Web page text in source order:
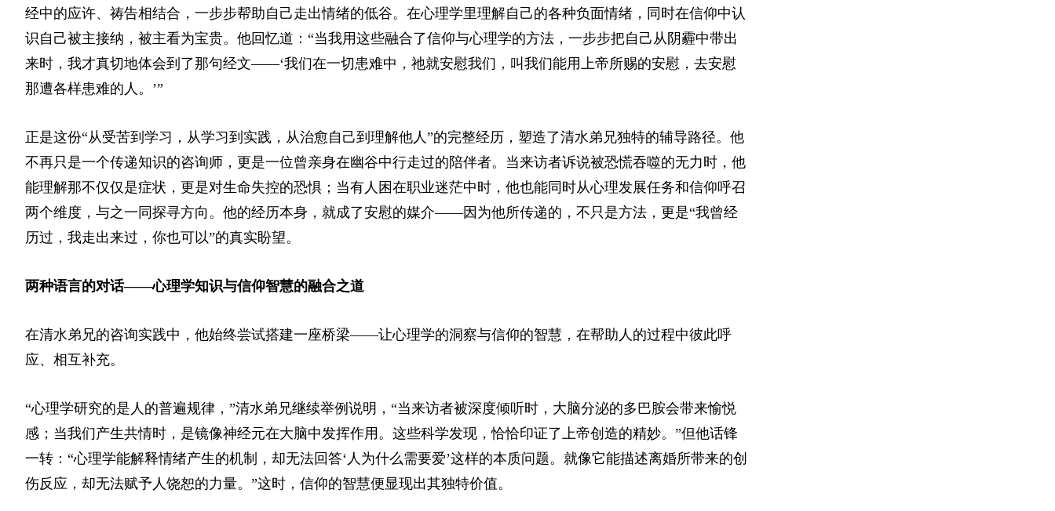
经中的应许、祷告相结合，一步步帮助自己走出情绪的低谷。在心理学里理解自己的各种负面情绪，同时在信仰中认
识自己被主接纳，被主看为宝贵。他回忆道：“当我用这些融合了信仰与心理学的方法，一步步把自己从阴霾中带出
来时，我才真切地体会到了那句经文——‘我们在一切患难中，祂就安慰我们，叫我们能用上帝所赐的安慰，去安慰
那遭各样患难的人。’”
正是这份“从受苦到学习，从学习到实践，从治愈自己到理解他人”的完整经历，塑造了清水弟兄独特的辅导路径。他
不再只是一个传递知识的咨询师，更是一位曾亲身在幽谷中行走过的陪伴者。当来访者诉说被恐慌吞噬的无力时，他
能理解那不仅仅是症状，更是对生命失控的恐惧；当有人困在职业迷茫中时，他也能同时从心理发展任务和信仰呼召
两个维度，与之一同探寻方向。他的经历本身，就成了安慰的媒介——因为他所传递的，不只是方法，更是“我曾经
历过，我走出来过，你也可以”的真实盼望。
两种语言的对话——心理学知识与信仰智慧的融合之道
在清水弟兄的咨询实践中，他始终尝试搭建一座桥梁——让心理学的洞察与信仰的智慧，在帮助人的过程中彼此呼
应、相互补充。
“心理学研究的是人的普遍规律，”清水弟兄继续举例说明，“当来访者被深度倾听时，大脑分泌的多巴胺会带来愉悦
感；当我们产生共情时，是镜像神经元在大脑中发挥作用。这些科学发现，恰恰印证了上帝创造的精妙。”但他话锋
一转：“心理学能解释情绪产生的机制，却无法回答‘人为什么需要爱’这样的本质问题。就像它能描述离婚所带来的创
伤反应，却无法赋予人饶恕的力量。”这时，信仰的智慧便显现出其独特价值。